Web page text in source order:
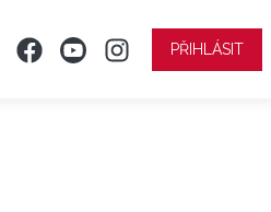
PŘIHLÁSIT